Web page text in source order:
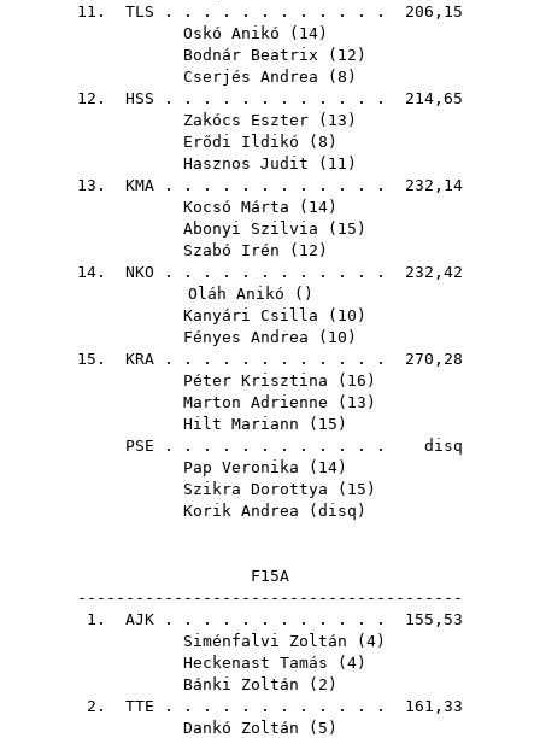
11. TLS . . . . . . . . . . . . 206,15
Oskó Anikó ( 14)
Bodnár Beatrix ( 12 )
Cserjés Andrea ( 8 )
12. HSS . . . . . . . . . . . . 214,65
Zakócs Eszter ( 13 )
Erődi Ildikó ( 8 )
Hasznos Judit ( 11 )
13. KMA . . . . . . . . . . . . 232,14
Kocsó Márta ( 14)
Abonyi Szilvia ( 15 )
Szabó Irén ( 12 )
14. NKO . . . . . . . . . . . . 232,42
Oláh Anikó ()
Kanyári Csilla ( 10 )
Fényes Andrea ( 10 )
15. KRA . . . . . . . . . . . . 270,28
Péter Krisztina ( 16 )
Marton Adrienne ( 13 )
Hilt Mariann ( 15 )
PSE . . . . . . . . . . . . disq
Pap Veronika ( 14)
Szikra Dorottya ( 15 )
Korik Andrea ( disq )
F15A
----------------------------------------
1. AJK . . . . . . . . . . . . 155,53
Siménfalvi Zoltán ( 4)
Heckenast Tamás ( 4)
Bánki Zoltán ( 2 )
2. TTE . . . . . . . . . . . . 161,33
Dankó Zoltán ( 5 )